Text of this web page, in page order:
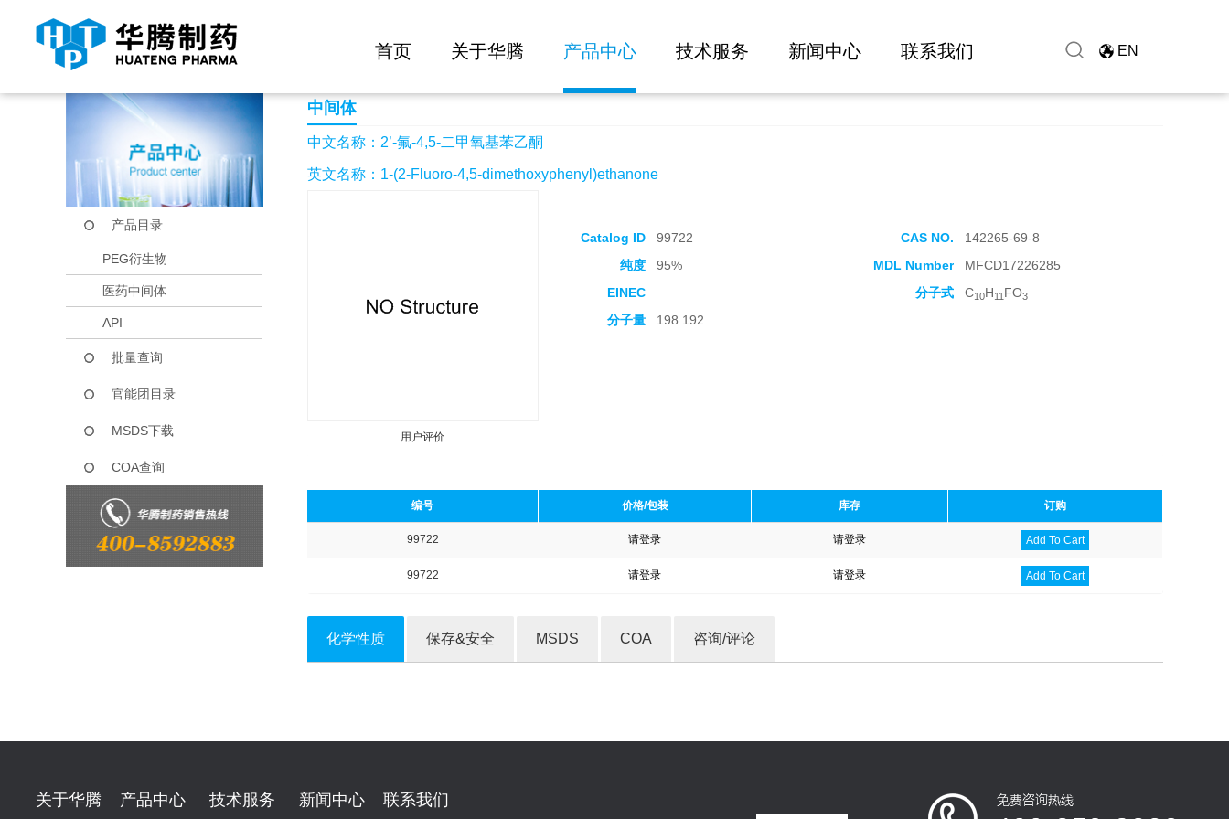
首页 关于华腾 产品中心 技术服务 新闻中心 联系我们 EN
当前位置： 首页 产品中心 2’-氟-4,5-二甲氧基苯乙酮
产品目录
PEG衍生物
医药中间体
API
批量查询
官能团目录
MSDS下载
COA查询
中间体
中文名称：2’-氟-4,5-二甲氧基苯乙酮
英文名称：1-(2-Fluoro-4,5-dimethoxyphenyl)ethanone
用户评价
收藏产品
Catalog ID 99722 CAS NO.
142265-69-8
纯度
95% MDL Number
MFCD17226285
EINEC
分子式 C10H11 FO3
分子量 198.192
编号 价格/包装 库存 订购
99722 请登录 请登录 Add To Cart
99722 请登录 请登录 Add To Cart
化学性质 保存&安全 MSDS COA 咨询/评论
关于华腾 产品中心 技术服务 新闻中心 联系我们